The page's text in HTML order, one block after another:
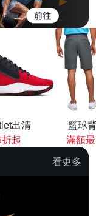
出清
起
籃球
滿額
看更多